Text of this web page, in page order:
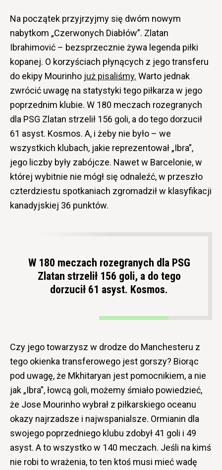
Na początek przyjrzyjmy się dwóm nowym
nabytkom „Czerwonych Diabłów”. Zlatan
Ibrahimović – bezsprzecznie żywa legenda piłki
kopanej. O korzyściach płynących z jego transferu
do ekipy Mourinho już pisaliśmy. Warto jednak
zwrócić uwagę na statystyki tego piłkarza w jego
poprzednim klubie. W 180 meczach rozegranych
dla PSG Zlatan strzelił 156 goli, a do tego dorzucił
61 asyst. Kosmos. A, i żeby nie było – we
wszystkich klubach, jakie reprezentował „Ibra”,
jego liczby były zabójcze. Nawet w Barcelonie, w
której wybitnie nie mógł się odnaleźć, w przeszło
czterdziestu spotkaniach zgromadził w klasyfikacji
kanadyjskiej 36 punktów.
W 180 meczach rozegranych dla PSG
Zlatan strzelił 156 goli, a do tego
dorzucił 61 asyst. Kosmos.
Czy jego towarzysz w drodze do Manchesteru z
tego okienka transferowego jest gorszy? Biorąc
pod uwagę, że Mkhitaryan jest pomocnikiem, a nie
jak „Ibra”, łowcą goli, możemy śmiało powiedzieć,
że Jose Mourinho wybrał z piłkarskiego oceanu
okazy najrzadsze i najwspanialsze. Ormianin dla
swojego poprzedniego klubu zdobył 41 goli i 49
asyst. A to wszystko w 140 meczach. Jeśli na kimś
nie robi to wrażenia, to ten ktoś musi mieć wadę